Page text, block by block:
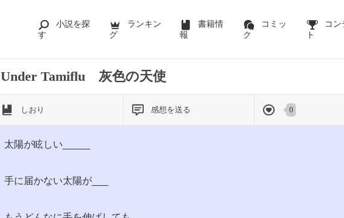
小説を探
す
ランキン
グ
書籍情
報
コミッ
ク
コン
ト
Under Tamiflu 灰色の天使
しおり 感想を送る 0
前のページを表示する
太陽が眩しい_____
手に届かない太陽が___